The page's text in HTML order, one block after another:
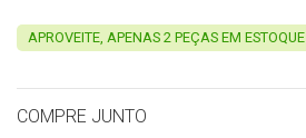
APROVEITE, APENAS 2 PEÇAS EM ESTOQUE
COMPRE JUNTO